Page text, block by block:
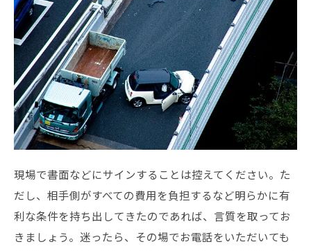
現場で書面などにサインすることは控えてください。た
だし、相手側がすべての費用を負担するなど明らかに有
利な条件を持ち出してきたのであれば、言質を取ってお
きましょう。迷ったら、その場でお電話をいただいても